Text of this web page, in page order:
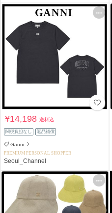
¥14,198送料込
関税負担なし 返品補償
Ganni
PREMIUM PERSONAL SHOPPER
Seoul_Channel